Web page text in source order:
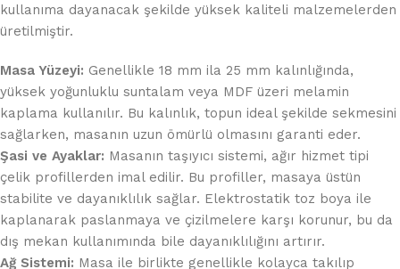
kullanıma dayanacak şekilde yüksek kaliteli malzemelerden
üretilmiştir.
Masa Yüzeyi: Genellikle 18 mm ila 25 mm kalınlığında,
yüksek yoğunluklu suntalam veya MDF üzeri melamin
kaplama kullanılır. Bu kalınlık, topun ideal şekilde sekmesini
sağlarken, masanın uzun ömürlü olmasını garanti eder.
Şasi ve Ayaklar: Masanın taşıyıcı sistemi, ağır hizmet tipi
çelik profillerden imal edilir. Bu profiller, masaya üstün
stabilite ve dayanıklılık sağlar. Elektrostatik toz boya ile
kaplanarak paslanmaya ve çizilmelere karşı korunur, bu da
dış mekan kullanımında bile dayanıklılığını artırır.
Ağ Sistemi: Masa ile birlikte genellikle kolayca takılıp